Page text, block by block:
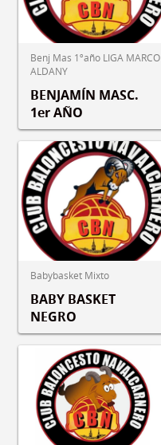
Benj Mas 1ºaño LIGA MARCO
ALDANY
BENJAMÍN MASC.
1er AÑO
Babybasket Mixto
BABY BASKET
NEGRO